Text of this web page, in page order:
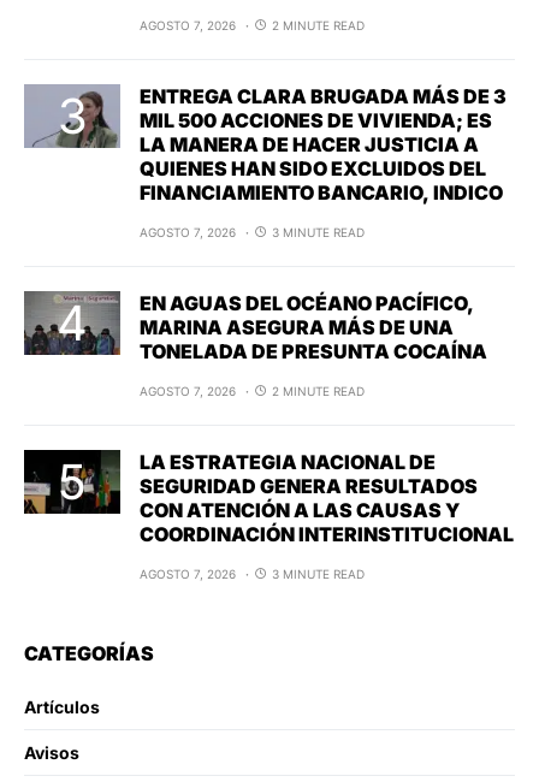
AGOSTO 7, 2026 2 MINUTE READ
ENTREGA CLARA BRUGADA MÁS DE 3
MIL 500 ACCIONES DE VIVIENDA; ES
LA MANERA DE HACER JUSTICIA A
QUIENES HAN SIDO EXCLUIDOS DEL
FINANCIAMIENTO BANCARIO, INDICO
AGOSTO 7, 2026 3 MINUTE READ
EN AGUAS DEL OCÉANO PACÍFICO,
MARINA ASEGURA MÁS DE UNA
TONELADA DE PRESUNTA COCAÍNA
AGOSTO 7, 2026 2 MINUTE READ
LA ESTRATEGIA NACIONAL DE
SEGURIDAD GENERA RESULTADOS
CON ATENCIÓN A LAS CAUSAS Y
COORDINACIÓN INTERINSTITUCIONAL
AGOSTO 7, 2026 3 MINUTE READ
CATEGORÍAS
Artículos
Avisos